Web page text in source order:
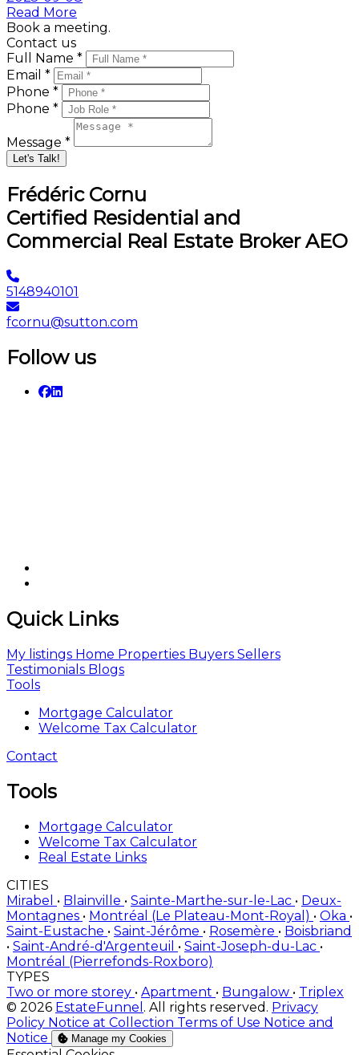
Read More
Book a meeting.
Contact us
Full Name *
Email *
Phone *
Phone *
Message *
Let's Talk!
Frédéric Cornu
Certified Residential and
Commercial Real Estate Broker AEO
5148940101
fcornu@sutton.com
Follow us
Quick Links
My listings Home Properties Buyers Sellers
Testimonials Blogs
Tools
Mortgage Calculator
Welcome Tax Calculator
Contact
Tools
Mortgage Calculator
Welcome Tax Calculator
Real Estate Links
CITIES
Mirabel • Blainville • Sainte-Marthe-sur-le-Lac • Deux-
Montagnes • Montréal (Le Plateau-Mont-Royal) • Oka •
Saint-Eustache • Saint-Jérôme • Rosemère • Boisbriand
• Saint-André-d'Argenteuil • Saint-Joseph-du-Lac •
Montréal (Pierrefonds-Roxboro)
TYPES
Two or more storey • Apartment • Bungalow • Triplex
© 2026 EstateFunnel . All rights reserved. Privacy
Policy Notice at Collection Terms of Use Notice and
Notice
Manage my Cookies